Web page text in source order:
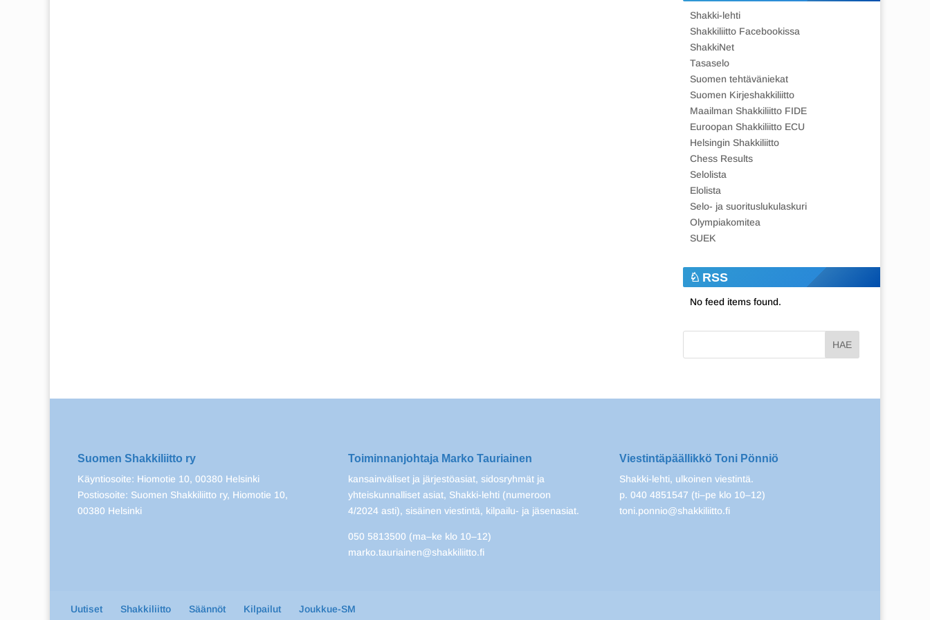
Shakki-lehti
Shakkiliitto Facebookissa
ShakkiNet
Tasaselo
Suomen tehtäväniekat
Suomen Kirjeshakkiliitto
Maailman Shakkiliitto FIDE
Euroopan Shakkiliitto ECU
Helsingin Shakkiliitto
Chess Results
Selolista
Elolista
Selo- ja suorituslukulaskuri
Olympiakomitea
SUEK
RSS
No feed items found.
Suomen Shakkiliitto ry
Käyntiosoite: Hiomotie 10, 00380 Helsinki
Postiosoite: Suomen Shakkiliitto ry, Hiomotie 10,
00380 Helsinki
Toiminnanjohtaja Marko Tauriainen
kansainväliset ja järjestöasiat, sidosryhmät ja
yhteiskunnalliset asiat, Shakki-lehti (numeroon
4/2024 asti), sisäinen viestintä, kilpailu- ja jäsenasiat.
050 5813500 (ma–ke klo 10–12)
marko.tauriainen@shakkiliitto.fi
Viestintäpäällikkö Toni Pönniö
Shakki-lehti, ulkoinen viestintä.
p. 040 4851547 (ti–pe klo 10–12)
toni.ponnio@shakkiliitto.fi
Uutiset Shakkiliitto Säännöt Kilpailut Joukkue-SM